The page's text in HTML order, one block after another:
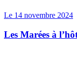
Le 14 novembre 2024
Les Marées à